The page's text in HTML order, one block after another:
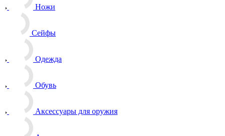
Ножи
Сейфы
Одежда
Обувь
Аксессуары для оружия